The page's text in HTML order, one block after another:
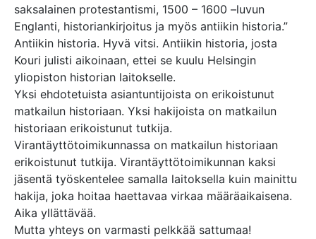
saksalainen protestantismi, 1500 – 1600 –luvun
Englanti, historiankirjoitus ja myös antiikin historia.”
Antiikin historia. Hyvä vitsi. Antiikin historia, josta
Kouri julisti aikoinaan, ettei se kuulu Helsingin
yliopiston historian laitokselle.
Yksi ehdotetuista asiantuntijoista on erikoistunut
matkailun historiaan. Yksi hakijoista on matkailun
historiaan erikoistunut tutkija.
Virantäyttötoimikunnassa on matkailun historiaan
erikoistunut tutkija. Virantäyttötoimikunnan kaksi
jäsentä työskentelee samalla laitoksella kuin mainittu
hakija, joka hoitaa haettavaa virkaa määräaikaisena.
Aika yllättävää.
Mutta yhteys on varmasti pelkkää sattumaa!